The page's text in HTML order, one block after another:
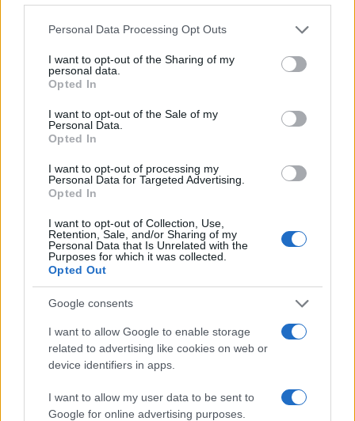
Personal Data Processing Opt Outs
I want to opt-out of the Sharing of my
personal data.
Opted In
I want to opt-out of the Sale of my
Personal Data.
Opted In
I want to opt-out of processing my
Personal Data for Targeted Advertising.
Opted In
I want to opt-out of Collection, Use,
Retention, Sale, and/or Sharing of my
Personal Data that Is Unrelated with the
Purposes for which it was collected.
Opted Out
Google consents
I want to allow Google to enable storage
related to advertising like cookies on web or
device identifiers in apps.
I want to allow my user data to be sent to
Google for online advertising purposes.
Leggi anche:
Prodi ha messo la sinistra con le chiappe al
Già, peccato che abbia pure utilizzato un tono un
tantino fuori luogo e abbia allungato le mani per
afferrare la ciocca di capelli di Lavinia Orefici.
“Non posso aver intimidito nessuno”, sostiene
l’autore e non la vittima. “È da anni che i giornali
di destra mi colpiscono e non capisco perché. La
Meloni due volte. Alla fine io poi sono una voce
libera, dico quello che penso e questo viene
renderlo un affare di Stato”.
La cosa più vergognosa, forse, è che Prodinon